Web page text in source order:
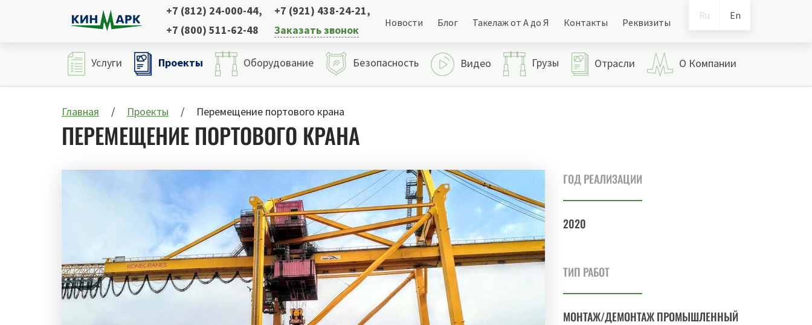
Ru En
+7 (812) 24-000-44, +7 (921) 438-24-21,
+7 (800) 511-62-48
Заказать звонок
Новости Блог Такелаж от А до Я Контакты Реквизиты
Услуги Проекты Оборудование Безопасность Видео Грузы Отрасли О Компании
Главная Проекты Перемещение портового крана
ПЕРЕМЕЩЕНИЕ ПОРТОВОГО КРАНА
ГОД РЕАЛИЗАЦИИ
2020
ТИП РАБОТ
МОНТАЖ/ДЕМОНТАЖ ПРОМЫШЛЕННЫЙ